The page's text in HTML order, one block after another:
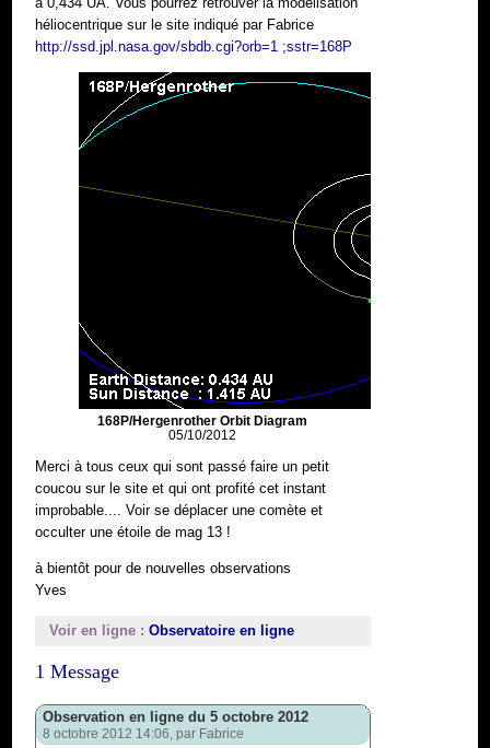
héliocentrique sur le site indiqué par Fabrice
http://ssd.jpl.nasa.gov/sbdb.cgi?orb=1 ;sstr=168P
168P/Hergenrother Orbit Diagram
05/10/2012
Merci à tous ceux qui sont passé faire un petit
coucou sur le site et qui ont profité cet instant
improbable.... Voir se déplacer une comète et
occulter une étoile de mag 13 !
à bientôt pour de nouvelles observations
Yves
Voir en ligne : Observatoire en ligne
1 Message
Observation en ligne du 5 octobre 2012
8 octobre 2012 14:06, par Fabrice